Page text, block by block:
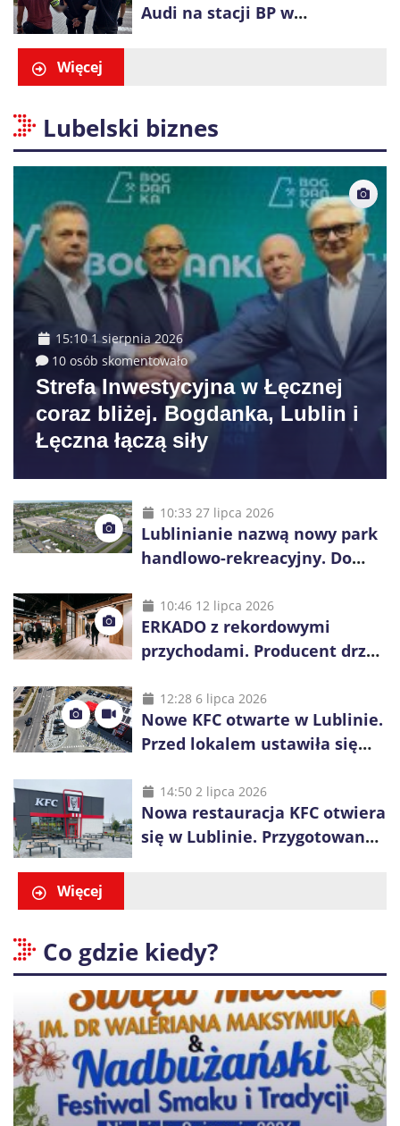
Audi na stacji BP w
Więcej
Lubelski biznes
15:10 1 sierpnia 2026
10 osób skomentowało
Strefa Inwestycyjna w Łęcznej
coraz bliżej. Bogdanka, Lublin i
Łęczna łączą siły
10:33 27 lipca 2026
Lublinianie nazwą nowy park
handlowo-rekreacyjny. Do
10:46 12 lipca 2026
ERKADO z rekordowymi
przychodami. Producent drzwi
inwestycje
12:28 6 lipca 2026
Nowe KFC otwarte w Lublinie.
Przed lokalem ustawiła się
14:50 2 lipca 2026
Nowa restauracja KFC otwiera
się w Lublinie. Przygotowano
Więcej
Co gdzie kiedy?